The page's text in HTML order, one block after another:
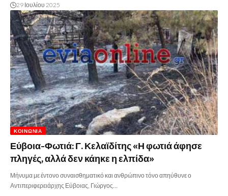
29 Ιουλίου 2025
ΚΟΙΝΩΝΊΑ
Εύβοια-Φωτιά: Γ. Κελαϊδίτης «Η φωτιά άφησε
πληγές, αλλά δεν κάηκε η ελπίδα»
Μήνυμα με έντονο συναισθηματικό και ανθρώπινο τόνο απηύθυνε ο
Αντιπεριφερειάρχης Εύβοιας, Γιώργος…